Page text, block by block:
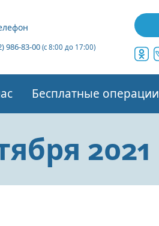
986-83-00(с 8:00 до 17:00)
Бесплатные операции
2021